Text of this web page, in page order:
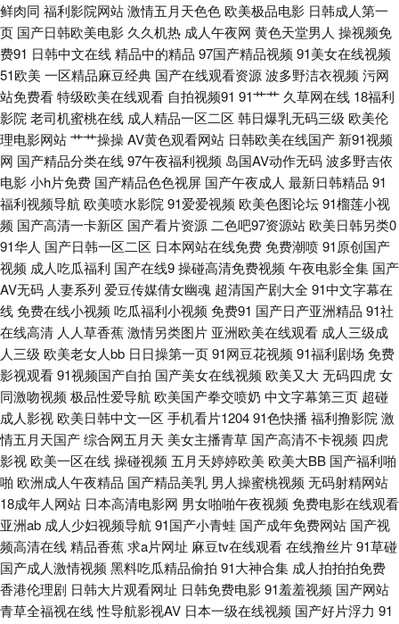
精品中文 无码不卡亚州 在线视频第6页 91中文永久 国产极品第99 狼友色综
合 日韩欧美www 一级AV片免费看 97导航 精品第十三页 欧日韩aa 丝袜五月
天激情 91免费性爱网 操逼电影导航免费 精品国产伦区全集 青娱乐大鸡吧av
性爱网导航 99热青青 国厂一区 欧美一级黄色A片 婷婷五月天成人网 影音先
锋三级 91呦呦在线观看 欧美性交在线 影音资源欧美性爱 97超碰女人 成人九
一 四虎色影音 91蜜臀刺激网 成人快播网 久草福利免费 欧美日B毛片视频 亚
洲AV色色导航 波多野衣五级片 韩国专区第一夜 麻豆三级片大全 日韩VA 在
线国产啪 AV伦理影院 国产精品私 久久人91 人人操笔 亚洲综合另类性 aV另
类 国产足交视频 欧美人与兽A片 香蕉视频成人 91视频游艇 成人日韩免费 极
品精品区 欧美性爱激情综合 性内射国产专区 97资源总站 国产精品爽 久久婷
婷香蕉影音 日本A视频 午夜色被窝 91偷窥视频 岛国av免费 激情深爱网AV
欧美一级二级 亚洲人妻中出 www欧美另类 海角社区探花 欧美人人摸 天美
mv天美 91在线porn 成人VA视频 精品福利激情网 欧美日性 香蕉婷婷 WWW
性欧美 九九热成人 青娱乐青青草91 天天爽天天弄 海角AV 欧美偷拍 五月婷
鲜肉同 福利影院网站激情五月天色色 欧美极品电影 日韩成人第一
页 国产日韩欧美电影 久久机热 成人午夜网 黄色天堂男人 操视频免
费91 日韩中文在线精品中的精品 97国产精品视频 91美女在线视频
51欧美一区精品麻豆经典 国产在线观看资源波多野洁衣视频 污网
站免费看特级欧美在线观看 自拍视频91 91艹艹 久草网在线 18福利
影院 老司机蜜桃在线 成人精品一区二区 韩日爆乳无码三级 欧美伦
理电影网站艹艹操操AV黄色观看网站 日韩欧美在线国产 新91视频
网 国产精品分类在线97午夜福利视频 岛国AV动作无码波多野吉依
电影小h片免费 国产精品色色视屏 国产午夜成人 最新日韩精品 91
福利视频导航 欧美喷水影院 91爱爱视频 欧美色图论坛91榴莲小视
频 国产高清一卡新区 国产看片资源 二色吧97资源站 欧美日韩另类0
91华人 国产日韩一区二区 日本网站在线免费免费潮喷91原创国产
视频 成人吃瓜福利 国产在线9操碰高清免费视频 午夜电影全集 国产
AV无码 人妻系列 爱豆传媒倩女幽魂 超清国产剧大全 91中文字幕在
线免费在线小视频 吃瓜福利小视频 免费91 国产日产亚洲精品 91社
在线高清 人人草香蕉激情另类图片 亚洲欧美在线观看 成人三级成
人三级 欧美老女人bb 日日操第一页91网豆花视频 91福利剧场 免费
影视观看91视频国产自拍 国产美女在线视频 欧美又大无码四虎女
同激吻视频 极品性爱导航 欧美国产拳交喷奶 中文字幕第三页 超碰
成人影视 欧美日韩中文一区 手机看片120491色快播 福利撸影院 激
情五月天国产综合网五月天 美女主播青草 国产高清不卡视频 四虎
影视 欧美一区在线操碰视频 五月天婷婷欧美 欧美大BB 国产福利啪
啪 欧洲成人午夜精品 国产精品美乳 男人操蜜桃视频 无码射精网站
18成年人网站 日本高清电影网 男女啪啪午夜视频 免费电影在线观看
亚洲ab 成人少妇视频导航 91国产小青蛙 国产成年免费网站 国产视
频高清在线精品香蕉求a片网址 麻豆tv在线观看在线撸丝片91草碰
国产成人激情视频 黑料吃瓜精品偷拍 91大神合集 成人拍拍拍免费
香港伦理剧 日韩大片观看网址 日韩免费电影91羞羞视频 国产网站
青草全福视在线性导航影视AV 日本一级在线视频 国产好片浮力 91